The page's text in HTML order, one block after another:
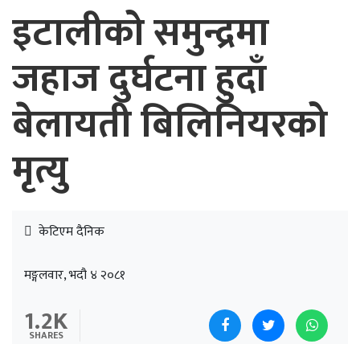
इटालीको समुन्द्रमा
जहाज दुर्घटना हुदाँ
बेलायती बिलिनियरको
मृत्यु
केटिएम दैनिक
मङ्गलवार, भदौ ४ २०८१
1.2K
SHARES